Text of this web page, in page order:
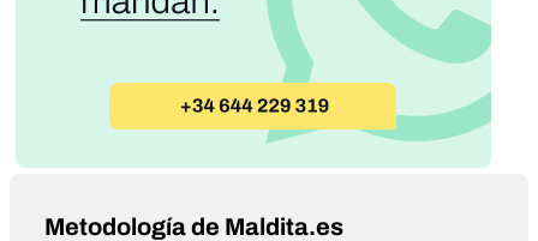
Metodología de Maldita.es